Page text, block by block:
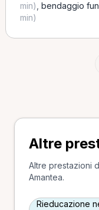
min) bendaggio
min)
Altre
Altre prestazioni
Amantea.
Rieducazione